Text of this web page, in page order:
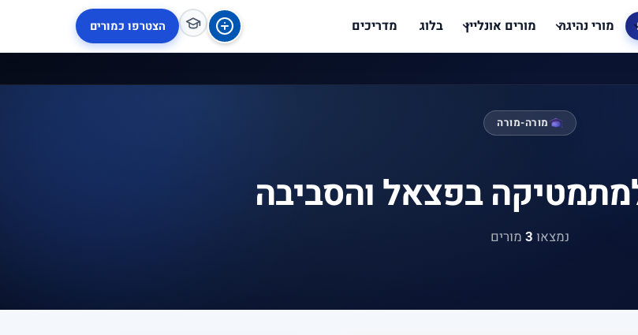
מורי נהיגה מורים אונליין בלוג מדריכים הצטרפו כמורים
מורה-מורה
בפצאל והסביבה
נמצאו 3 מורים